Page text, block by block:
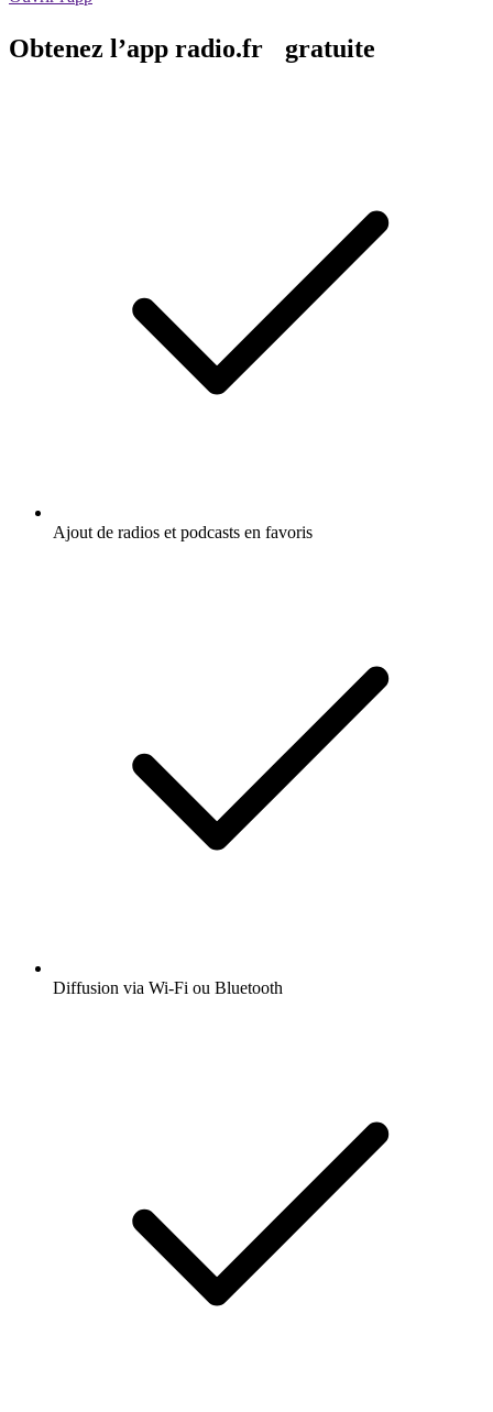
Obtenez l’app radio.fr gratuite
Ajout de radios et podcasts en favoris
Diffusion via Wi-Fi ou Bluetooth